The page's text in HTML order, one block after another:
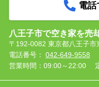
電話
八王子市で空き家を売
〒192-0082 東京都八王子
電話番号： 042-649-9558
営業時間：09:00～22:00